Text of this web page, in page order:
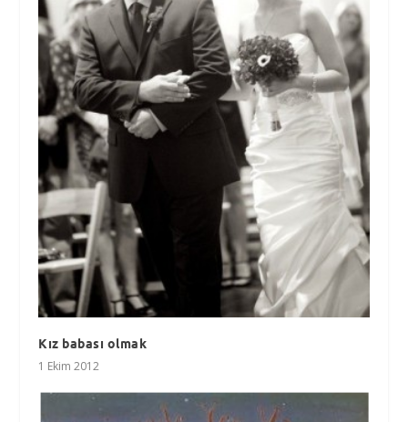
Kız babası olmak
1 Ekim 2012